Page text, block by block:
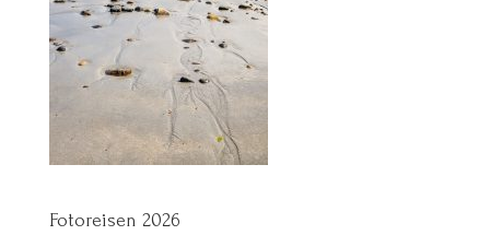
Fotoreisen 2026